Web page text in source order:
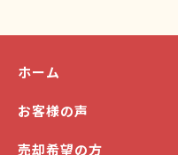
ホーム
お客様の声
売却希望の方